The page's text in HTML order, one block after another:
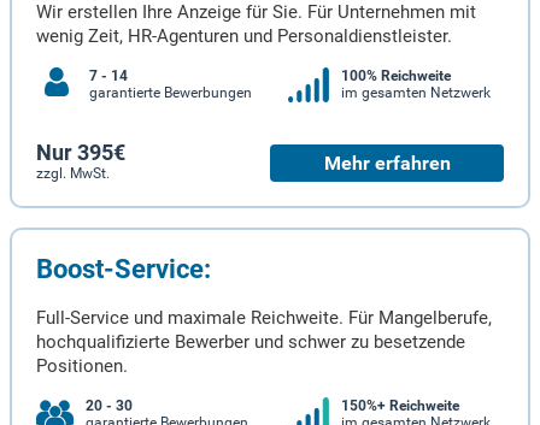
Wir erstellen Ihre Anzeige für Sie. Für Unternehmen mit
wenig Zeit, HR-Agenturen und Personaldienstleister.
7 - 14
garantierte Bewerbungen
100% Reichweite
im gesamten Netzwerk
Nur 395€
zzgl. MwSt. Mehr erfahren
Boost-Service:
Full-Service und maximale Reichweite. Für Mangelberufe,
hochqualifizierte Bewerber und schwer zu besetzende
Positionen.
20 - 30
150%+ Reichweite